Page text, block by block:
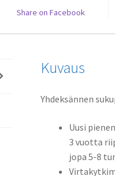
Share on Facebook
Kuvaus
Yhdeksännen
Uusi
3 vuotta
jopa 5-8